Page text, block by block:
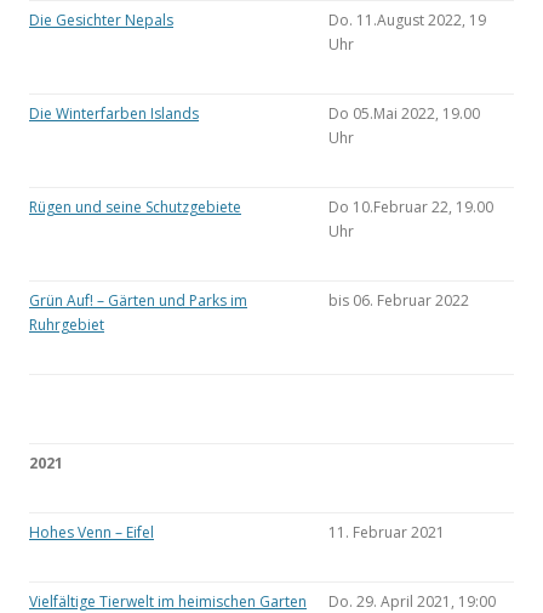
Die Gesichter Nepals
Do. 11.August 2022, 19
Uhr
Die Winterfarben Islands
Do 05.Mai 2022, 19.00
Uhr
Rügen und seine Schutzgebiete
Do 10.Februar 22, 19.00
Uhr
Grün Auf! – Gärten und Parks im
Ruhrgebiet
bis 06. Februar 2022
2021
Hohes Venn – Eifel 11. Februar 2021
Vielfältige Tierwelt im heimischen Garten
Do. 29. April 2021, 19:00